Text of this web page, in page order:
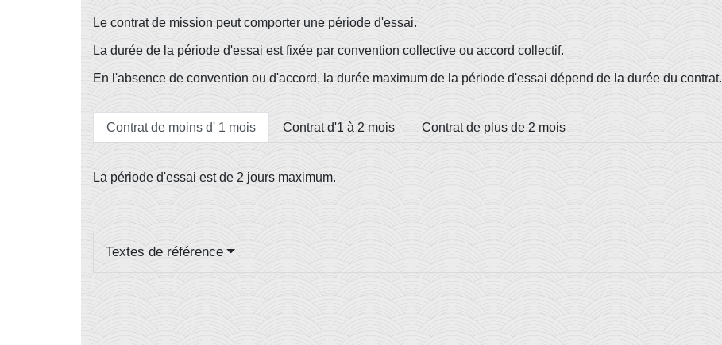
Le contrat de mission peut comporter une période d'essai.
La durée de la période d'essai est fixée par convention collective ou accord collectif.
En l'absence de convention ou d'accord, la durée maximum de la période d'essai dépend de la durée du contrat.
Contrat de moins d' 1 mois Contrat d'1 à 2 mois Contrat de plus de 2 mois
La période d'essai est de 2 jours maximum.
Textes de référence